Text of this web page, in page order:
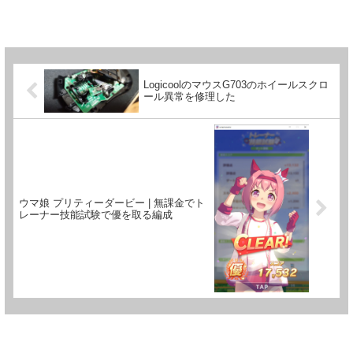
LogicoolのマウスG703のホイールスクロ
ール異常を修理した
ウマ娘 プリティーダービー | 無課金でト
レーナー技能試験で優を取る編成